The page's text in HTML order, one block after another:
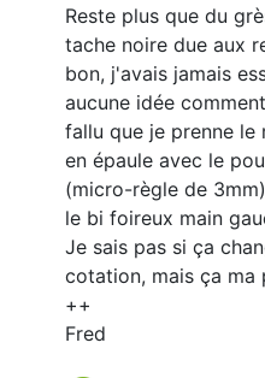
Reste plus que du
tache noire due aux
bon, j'avais jamais
aucune idée
fallu que je prenne le
en épaule avec le
(micro-règle de
le bi foireux main
Je sais pas si ça
cotation, mais ça ma
++
Fred